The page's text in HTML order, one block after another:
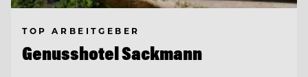
TOP ARBEITGEBER
Genusshotel Sackmann